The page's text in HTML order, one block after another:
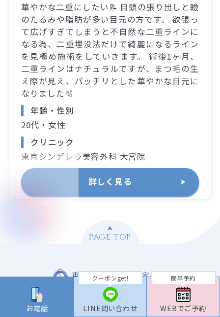
お電話
クーポンget!
LINE問い合わせ
簡単予約
WEBでご予約
華やかな二重にしたい📝 目頭の張り出しと瞼
のたるみや脂肪が多い目元の方です。 欲張っ
て広げすぎてしまうと不自然な二重ラインに
なる為、二重埋没法だけで綺麗になるライン
を見極め施術をしていきます。 術後1ヶ月、
二重ラインはナチュラルですが、まつ毛の生
え際が見え、パッチリとした華やかな目元に
なりました🫧
年齢・性別
20代・女性
クリニック
東京シンデレラ美容外科 大宮院
詳しく見る
PAGE TOP